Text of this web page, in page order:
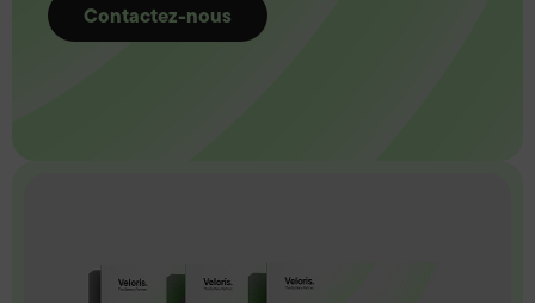
Contactez-nous